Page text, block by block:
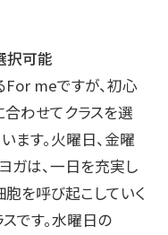
択可能
meですが、初心
わせてクラスを選
ます。火曜日、金曜
ガは、一日を充実し
胞を呼び起こしていく
です。水曜日の